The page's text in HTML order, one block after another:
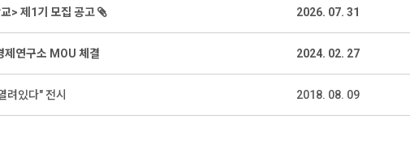
> 제1기 모집 공고 2026. 07. 31
제연구소 MOU 체결 2024. 02. 27
려있다" 전시 2018. 08. 09